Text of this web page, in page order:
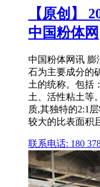
【原创】
中国粉体网
中国粉体网讯 膨
石为主要成分的
土的统称。包括
土、活性粘土等
质,其独特的2:1
较大的比表面积
联系电话: 180